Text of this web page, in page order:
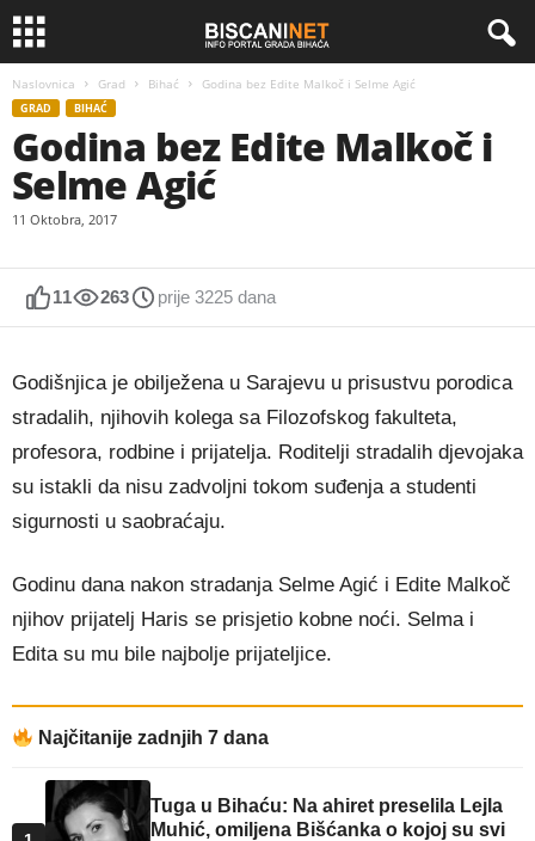
Naslovnica Grad Bihać Godina bez Edite Malkoč i Selme Agić
GRAD BIHAĆ
Godina bez Edite Malkoč i
Selme Agić
11 Oktobra, 2017
11 263 prije 3225 dana
Godišnjica je obilježena u Sarajevu u prisustvu porodica
stradalih, njihovih kolega sa Filozofskog fakulteta,
profesora, rodbine i prijatelja. Roditelji stradalih djevojaka
su istakli da nisu zadvoljni tokom suđenja a studenti
sigurnosti u saobraćaju.
Godinu dana nakon stradanja Selme Agić i Edite Malkoč
njihov prijatelj Haris se prisjetio kobne noći. Selma i
Edita su mu bile najbolje prijateljice.
Najčitanije zadnjih 7 dana
Tuga u Bihaću: Na ahiret preselila Lejla
Muhić, omiljena Bišćanka o kojoj su svi